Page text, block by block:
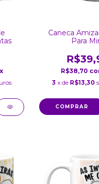
Caneca
Para
R$38,70
3 x de R$13,30
COMPRAR